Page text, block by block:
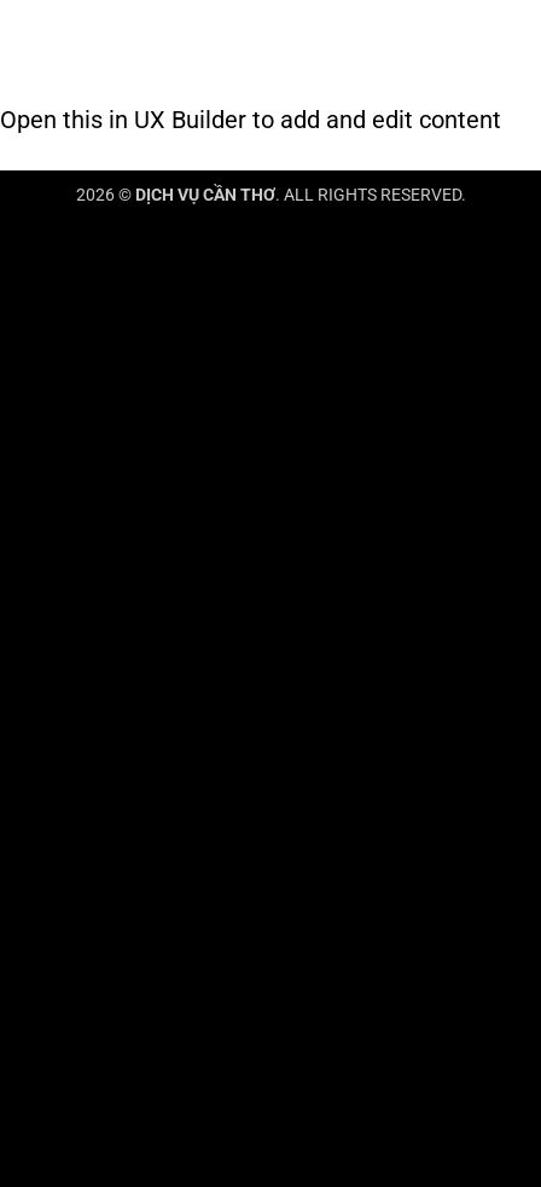
Open this in UX Builder to add and edit content
2026 © DỊCH VỤ CẦN THƠ. ALL RIGHTS RESERVED.